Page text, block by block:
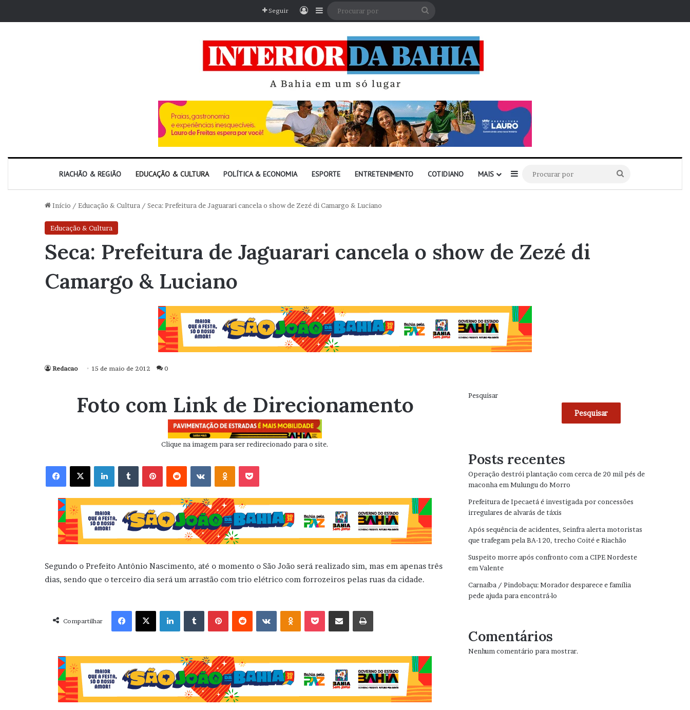
Seguir EntrarBarra Lateral
RIACHÃO & REGIÃO EDUCAÇÃO & CULTURA POLÍTICA & ECONOMIA ESPORTE ENTRETENIMENTO COTIDIANO MAIS Barra Lateral
por
Início / Educação & Cultura / Seca: Prefeitura de Jaguarari cancela o show de Zezé di Camargo & Luciano
Educação & Cultura
Seca: Prefeitura de Jaguarari cancela o show de Zezé di
Camargo & Luciano
Redacao 15 de maio de 2012 0
Foto com Link de Direcionamento
Clique na imagem para ser redirecionado para o site.
Facebook X Linkedin VK OK
Segundo o Prefeito Antônio Nascimento, até o momento o São João será realizado sim, mas em apenas três
dias, sendo que o terceiro dia será um arrastão com trio elétrico com forrozeiros pelas ruas da cidade.
Compartilhar
Facebook X Linkedin VK OK
Pesquisar
Pesquisar
Posts recentes
Operação destrói plantação com cerca de 20 mil pés de
maconha em Mulungu do Morro
Prefeitura de Ipecaetá é investigada por concessões
irregulares de alvarás de táxis
Após sequência de acidentes, Seinfra alerta motoristas
que trafegam pela BA-120, trecho Coité e Riachão
Suspeito morre após confronto com a CIPE Nordeste
em Valente
Carnaíba / Pindobaçu: Morador desparece e família
pede ajuda para encontrá-lo
Comentários
Nenhum comentário para mostrar.